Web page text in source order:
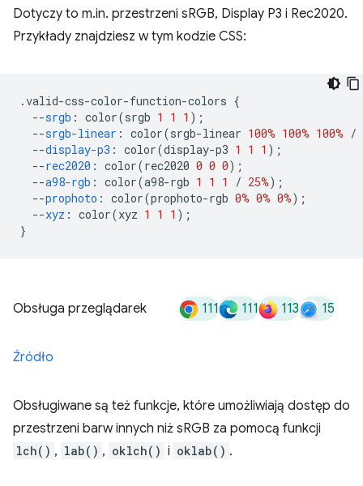
Dotyczy to m.in. przestrzeni sRGB, Display P3 i Rec2020.
Przykłady znajdziesz w tym kodzie CSS:
.valid-css-color-function-colors {
--srgb : color(srgb 1 1 1 );
--srgb-linear : color(srgb-linear 100% 100% 100% /
--display-p3 : color(display-p3 1 1 1 );
--rec2020 : color(rec2020 0 0 0);
--a98-rgb : color(a98-rgb 1 1 1 / 25%);
--prophoto : color(prophoto-rgb 0% 0% 0%);
--xyz : color(xyz 1 1 1 );
}
Obsługa przeglądarek 111 111 113 15
Źródło
Obsługiwane są też funkcje, które umożliwiają dostęp do
przestrzeni barw innych niż sRGB za pomocą funkcji
lch() , lab() , oklch() i oklab() .